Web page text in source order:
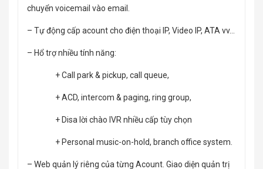
chuyển voicemail vào email.
– Tự động cấp acount cho điện thoại IP, Video IP, ATA vv…
– Hổ trợ nhiều tính năng:
+ Call park & pickup, call queue,
+ ACD, intercom & paging, ring group,
+ Disa lời chào IVR nhiều cấp tùy chọn
+ Personal music-on-hold, branch office system.
– Web quản lý riêng của từng Acount. Giao diện quản trị